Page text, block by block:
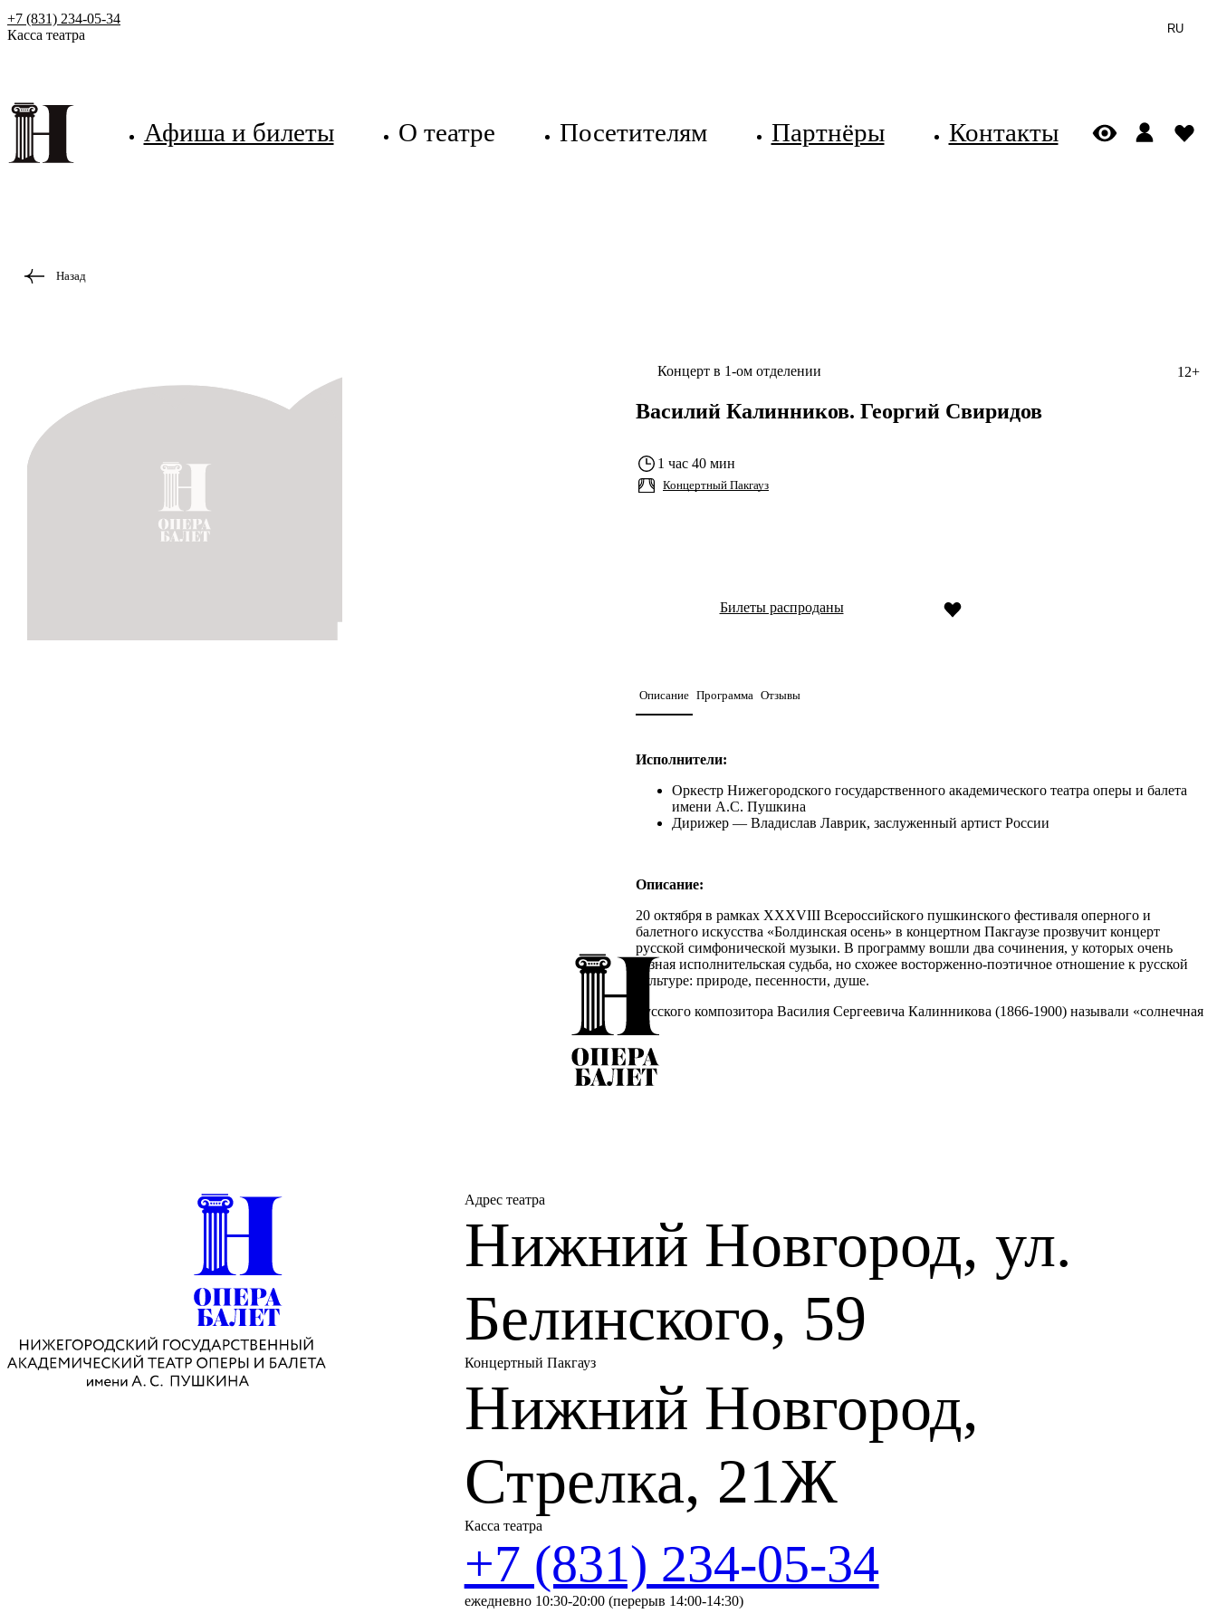
+7 (831) 234-05-34
Касса театра
RU
Афиша и билеты О театре Посетителям Партнёры Контакты
Назад
Концерт в 1-ом отделении 12+
Василий Калинников. Георгий Свиридов
1 час 40 мин
Концертный Пакгауз
Билеты распроданы
Описание Программа Отзывы
Исполнители:
Оркестр Нижегородского государственного академического театра оперы и балета
имени А.С. Пушкина
Дирижер — Владислав Лаврик, заслуженный артист России
Описание:
20 октября в рамках XXXVIII Всероссийского пушкинского фестиваля оперного и
балетного искусства «Болдинская осень» в концертном Пакгаузе прозвучит концерт
русской симфонической музыки. В программу вошли два сочинения, у которых очень
разная исполнительская судьба, но схожее восторженно-поэтичное отношение к русской
культуре: природе, песенности, душе.
Русского композитора Василия Сергеевича Калинникова (1866-1900) называли «солнечная
душа». Это определение очень точно передает настроение и содержание его музыки.
оркестровом инструменте, а уже в 23 года стал автором двух симфонических
произведений. Самое известное сочинение композитора — Симфония №1 соль минор.
«Вслушайтесь в музыку Калинникова. Где в ней признак того, что эти полные поэзии
звуки вылились в полном сознании умирающего человека? Ведь нет следа ни стонов, ни
болезни. Это здоровая музыка с начала до конца, музыка искренняя, живая...», —
неизменно восхищался С.И. Кругликов творчеством своего друга и ученика.
Одно из самых любимых сочинений русского композитора Георгия Васильевича
Свиридова (1915-1998) Музыкальные иллюстрации к повести А.С. Пушкина «Метель»
появилось благодаря известному актеру и режиссеру Владимиру Басову. В 1964 году
Владимир Павлович предложил композитору стать автором саундтрека к пушкинскому
кино, образную и сценарно-выстроенную. Во-вторых, у композитора было особое
отношение к классической литературе и к Пушкинским сочинениям: «Стремление к
внутренней гармонии, сознание высокого предназначения человека – вот то, что сейчас
особенно звучит для меня в Пушкине. Великий и вечный Пушкин не принадлежит
исключительно какому-либо времени, каждое время поёт его по-своему».
Цикл «Повести Белкина», в который вошла «Метель», Александр Пушкин (1799-1837)
написал в родовом имении Большое Болдино Нижегородской губернии во время
вдохновенной и плодотворной «Болдинской осени». «Метель» — забавный анекдот,
Через 130 лет композитор и режиссер прочли в повести Пушкина романтическую историю
о настоящей любви. Такой она и предстала перед зрителями фильма Владимира Басова.
Музыка Свиридова стала здесь эмоциональной вершиной происходящих событий и во
многом фаворитом зрительской любви. В 1973 году Георгий Васильевич выбрал 9 номеров
из музыкальных фрагментов фильма «Метель» и создал инструментальную сюиту
Адрес театра
Нижний Новгород, ул.
Белинского, 59
Концертный Пакгауз
Нижний Новгород,
Стрелка, 21Ж
Касса театра
+7 (831) 234-05-34
ежедневно 10:30-20:00 (перерыв 14:00-14:30)